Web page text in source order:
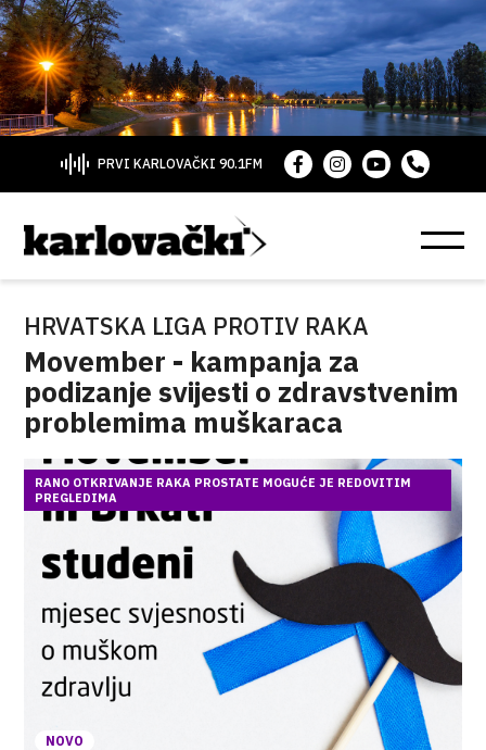
PRVI KARLOVAČKI 90.1FM
HRVATSKA LIGA PROTIV RAKA
Movember - kampanja za
podizanje svijesti o zdravstvenim
problemima muškaraca
NOVO
RANO OTKRIVANJE RAKA PROSTATE MOGUĆE JE REDOVITIM
PREGLEDIMA